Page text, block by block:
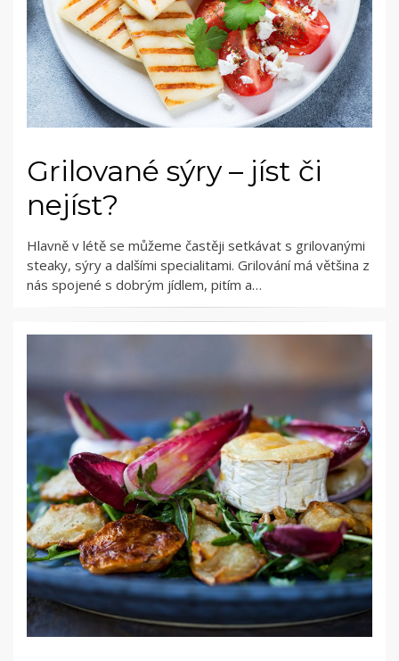
Grilované sýry – jíst či
nejíst?
Hlavně v létě se můžeme častěji setkávat s grilovanými
steaky, sýry a dalšími specialitami. Grilování má většina z
nás spojené s dobrým jídlem, pitím a…